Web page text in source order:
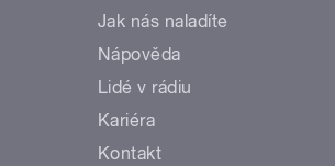
Jak nás naladíte
Nápověda
Lidé v rádiu
Kariéra
Kontakt